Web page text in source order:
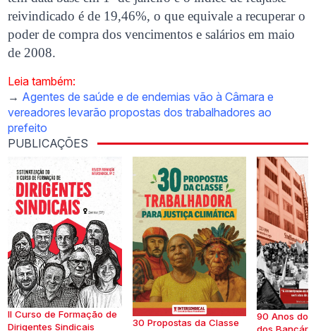
reivindicado é de 19,46%, o que equivale a recuperar o
poder de compra dos vencimentos e salários em maio
de 2008.
Leia também:
→ Agentes de saúde e de endemias vão à Câmara e
vereadores levarão propostas dos trabalhadores ao
prefeito
PUBLICAÇÕES
II Curso de Formação de
Dirigentes Sindicais
30 Propostas da Classe
90 Anos do
dos